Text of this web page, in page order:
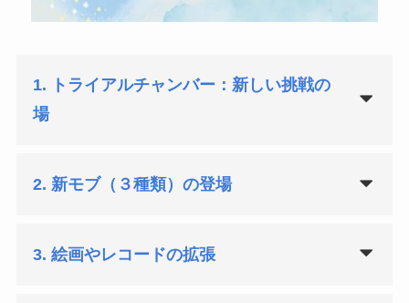
1. トライアルチャンバー：新しい挑戦の
場
2. 新モブ（３種類） の登場
3. 絵画やレコードの拡張